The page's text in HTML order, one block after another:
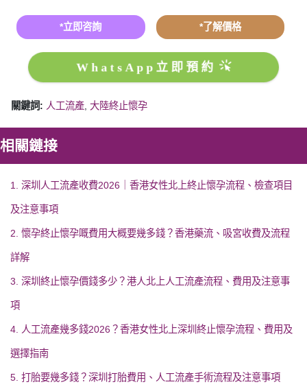
*立即咨詢 *了解價格
WhatsApp立即預約
關鍵詞: 人工流產, 大陸終止懷孕
相關鏈接
1. 深圳人工流產收費2026｜香港女性北上終止懷孕流程、檢查項目
及注意事項
2. 懷孕終止懷孕嘅費用大概要幾多錢？香港藥流、吸宮收費及流程
詳解
3. 深圳終止懷孕價錢多少？港人北上人工流產流程、費用及注意事
項
4. 人工流產幾多錢2026？香港女性北上深圳終止懷孕流程、費用及
選擇指南
5. 打胎要幾多錢？深圳打胎費用、人工流產手術流程及注意事項